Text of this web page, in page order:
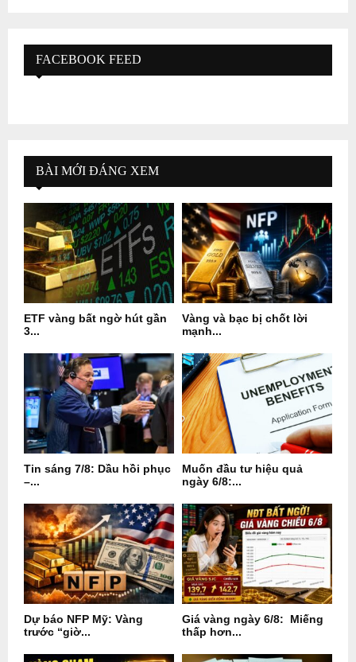
FACEBOOK FEED
BÀI MỚI ĐÁNG XEM
ETF vàng bất ngờ hút gần
3...
Vàng và bạc bị chốt lời
mạnh...
Tin sáng 7/8: Dầu hồi phục
–...
Muốn đầu tư hiệu quả
ngày 6/8:...
Dự báo NFP Mỹ: Vàng
trước “giờ...
Giá vàng ngày 6/8: Miếng
thấp hơn...